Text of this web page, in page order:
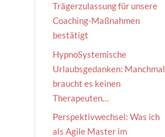
Trägerzulassung für unsere
Coaching-Maßnahmen
bestätigt
HypnoSystemische
Urlaubsgedanken: Manchmal
braucht es keinen
Therapeuten…
Perspektivwechsel: Was ich
als Agile Master im